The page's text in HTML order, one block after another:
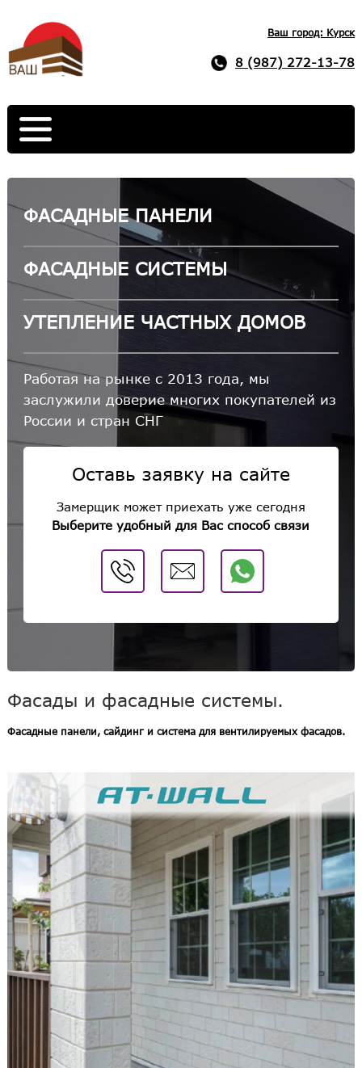
Ваш город: Курск
8 (987) 272-13-78
ФАСАДНЫЕ ПАНЕЛИ
ФАСАДНЫЕ СИСТЕМЫ
УТЕПЛЕНИЕ ЧАСТНЫХ ДОМОВ
Работая на рынке с 2013 года, мы
заслужили доверие многих покупателей из
России и стран СНГ
Оставь заявку на сайте
Замерщик может приехать уже сегодня
Выберите удобный для Вас способ связи
Фасады и фасадные системы.
Фасадные панели, сайдинг и система для вентилируемых фасадов.